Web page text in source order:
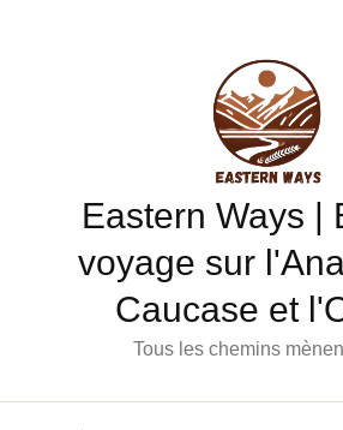
Eastern Ways |
voyage sur
Caucase et
Tous les chemins